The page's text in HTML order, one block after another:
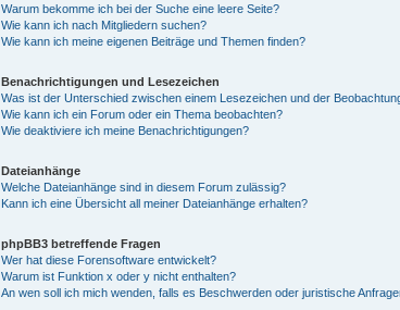
Warum bekomme ich bei der Suche eine leere Seite?
Wie kann ich nach Mitgliedern suchen?
Wie kann ich meine eigenen Beiträge und Themen finden?
Benachrichtigungen und Lesezeichen
Was ist der Unterschied zwischen einem Lesezeichen und der
Wie kann ich ein Forum oder ein Thema beobachten?
Wie deaktiviere ich meine Benachrichtigungen?
Dateianhänge
Welche Dateianhänge sind in diesem Forum zulässig?
Kann ich eine Übersicht all meiner Dateianhänge erhalten?
phpBB3 betreffende Fragen
Wer hat diese Forensoftware entwickelt?
Warum ist Funktion x oder y nicht enthalten?
An wen soll ich mich wenden, falls es Beschwerden oder juristische